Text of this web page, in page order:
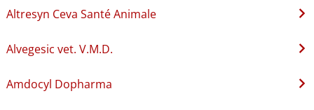
Altresyn Ceva Santé Animale
Alvegesic vet. V.M.D.
Amdocyl Dopharma